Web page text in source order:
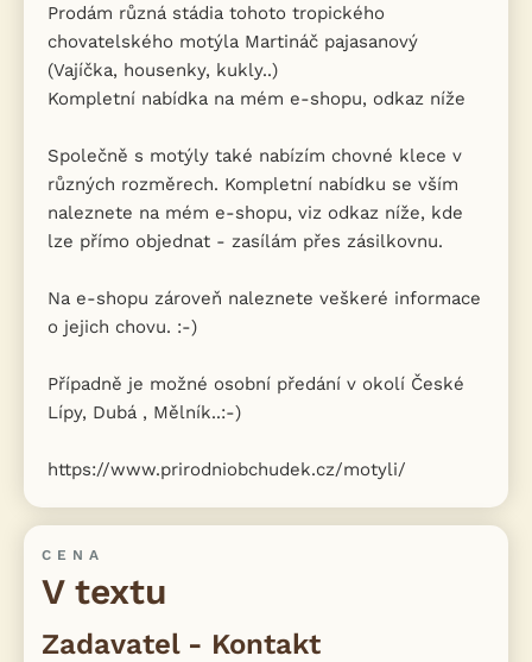
Prodám různá stádia tohoto tropického
chovatelského motýla Martináč pajasanový
(Vajíčka, housenky, kukly..)
Kompletní nabídka na mém e-shopu, odkaz níže
Společně s motýly také nabízím chovné klece v
různých rozměrech. Kompletní nabídku se vším
naleznete na mém e-shopu, viz odkaz níže, kde
lze přímo objednat - zasílám přes zásilkovnu.
Na e-shopu zároveň naleznete veškeré informace
o jejich chovu. :-)
Případně je možné osobní předání v okolí České
Lípy, Dubá , Mělník..:-)
https://www.prirodniobchudek.cz/motyli/
CENA
V textu
Zadavatel - Kontakt